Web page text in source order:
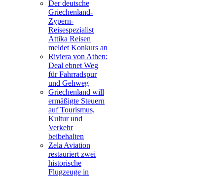
Der deutsche
Griechenland-
Zypern-
Reisespezialist
Attika Reisen
meldet Konkurs an
Riviera von Athen:
Deal ebnet Weg
für Fahrradspur
und Gehweg
Griechenland will
ermäßigte Steuern
auf Tourismus,
Kultur und
Verkehr
beibehalten
Zela Aviation
restauriert zwei
historische
Flugzeuge in